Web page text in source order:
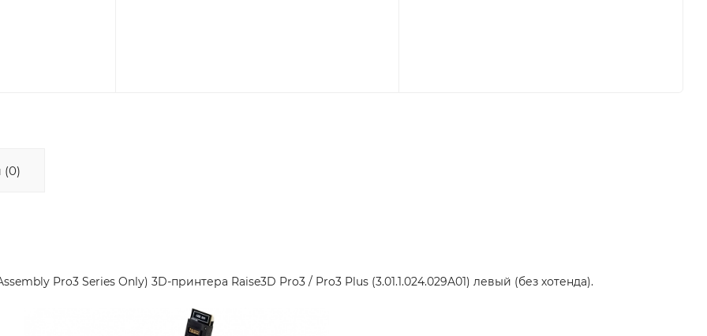
(0)
Pro3 Series Only) 3D-принтера Raise3D Pro3 / Pro3 Plus (3.01.1.024.029A01) левый (без хотенда).